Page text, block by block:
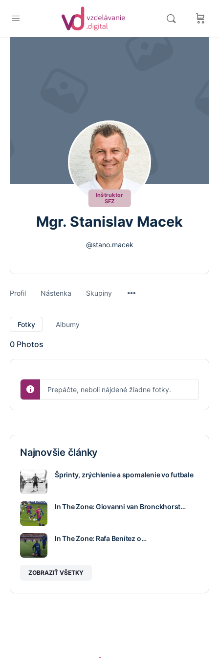
Inštruktor
SFZ
Mgr. Stanislav Macek
@stano.macek
Profil Nástenka Skupiny
Fotky Albumy
0 Photos
Prepáčte, neboli nájdené žiadne fotky.
Najnovšie články
Šprinty, zrýchlenie a spomalenie vo futbale
In The Zone: Giovanni van Bronckhorst…
In The Zone: Rafa Benítez o…
ZOBRAZIŤ VŠETKY